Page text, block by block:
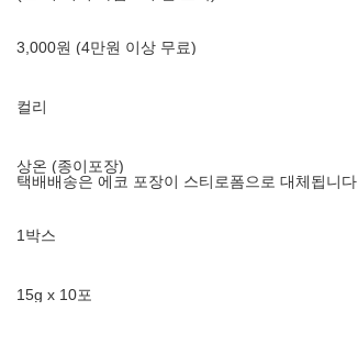
3,000원 (4만원 이상 무료)
컬리
상온 (종이포장)
택배배송은 에코 포장이 스티로폼으로 대체됩니다.
1박스
15g x 10포